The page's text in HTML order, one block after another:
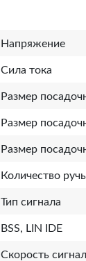
Напряжение
Сила тока
Размер
Размер
Размер
Количество
Тип сигнала
BSS, LIN IDE
Скорость